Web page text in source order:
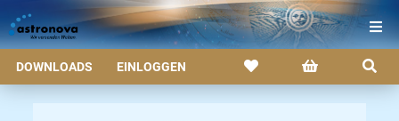
DOWNLOADS EINLOGGEN